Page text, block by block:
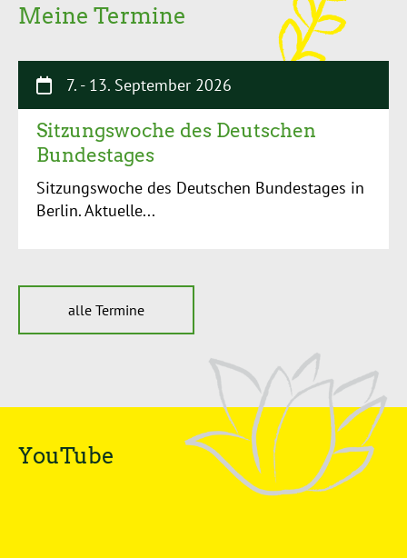
Meine Termine
7. - 13. September 2026
Sitzungswoche des Deutschen
Bundestages
Sitzungswoche des Deutschen Bundestages in
Berlin. Aktuelle...
alle Termine
YouTube